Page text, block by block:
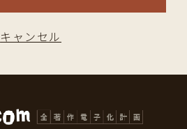
キャンセル